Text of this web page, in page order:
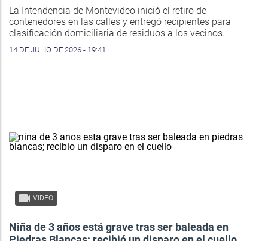
La Intendencia de Montevideo inició el retiro de
contenedores en las calles y entregó recipientes para
clasificación domiciliaria de residuos a los vecinos.
14 DE JULIO DE 2026 - 19:41
VIDEO
Niña de 3 años está grave tras ser baleada en